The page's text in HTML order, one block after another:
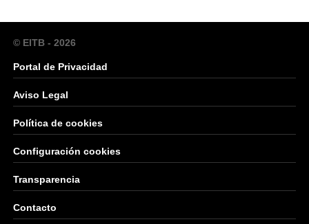
© EITB - 2026
Portal de Privacidad
Aviso Legal
Política de cookies
Configuración cookies
Transparencia
Contacto